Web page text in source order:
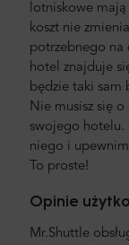
lotniskowe mają
koszt nie
potrzebnego na
hotel znajduje
będzie taki sam
Nie musisz się
swojego hotelu.
niego i
To proste!
Opinie
Mr.Shuttle